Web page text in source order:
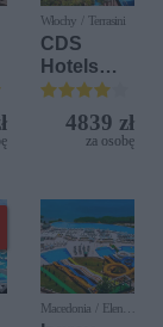
Włochy / Terrasini
CDS
Hotels
Terrasini
(ex. Citta
del Mare)
4839 zł
za osobę
Macedonia / Elen